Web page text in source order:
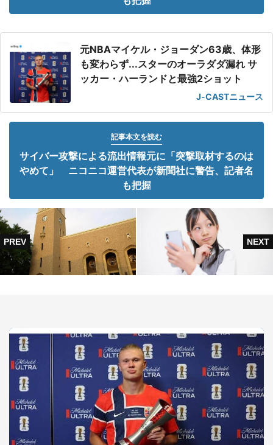
元NBAマイケル・ジョーダン63歳、体形
も変わらず...スターのオーラダダ漏れ サ
ッカー・ハーランドと最強2ショット
J-CASTニュース
記事本文を読む
サイバー攻撃による流出情報元に「突撃取材するのは
やめて」 ニコニコ運営代表が新聞社に警告、記者名
も把握